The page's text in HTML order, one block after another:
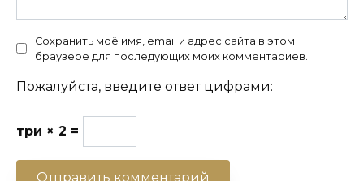
Сохранить моё имя, email и адрес сайта в этом
браузере для последующих моих комментариев.
Пожалуйста, введите ответ цифрами:
три × 2 =